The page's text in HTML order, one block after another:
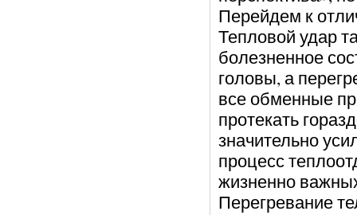
Перейдем к
Тепловой удар
болезненное
головы, а
все обменные
протекать
значительно
процесс
жизненно
Перегревание